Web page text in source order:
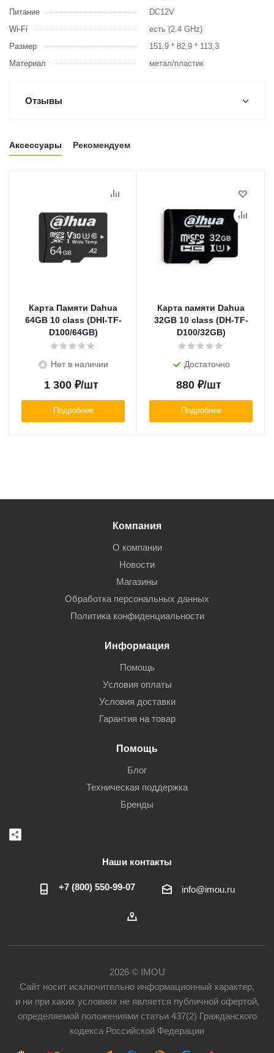
Питание
DC12V
Wi-Fi
есть (2.4 GHz)
Размер
151,9 * 82,9 * 113,3
Материал
метал/пластик
Отзывы
Аксессуары Рекомендуем
Карта Памяти Dahua
64GB 10 class (DHI-TF-
D100/64GB)
Нет в наличии
1 300₽/шт
Подробнее
Карта памяти Dahua
32GB 10 class (DH-TF-
D100/32GB)
Достаточно
880 ₽/шт
Подробнее
Компания
О компании
Новости
Магазины
Обработка персональных данных
Политика конфиденциальности
Информация
Помощь
Условия оплаты
Условия доставки
Гарантия на товар
Помощь
Блог
Техническая поддержка
Бренды
Наши контакты
+7 (800) 550-99-07 info@imou.ru
2026 © IMOU
Сайт носит исключительно информационный характер,
и ни при каких условиях не является публичной офертой,
определяемой положениями статьи 437(2) Гражданского
кодекса Российской Федерации